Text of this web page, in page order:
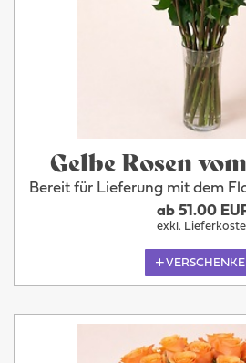
Gelbe Rosen
Bereit für Lieferung mit dem
ab 51.00
exkl.